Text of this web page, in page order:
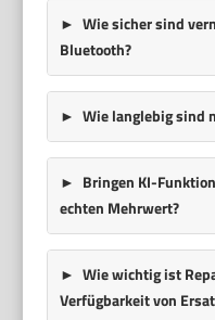
Wie sicher sind
Bluetooth?
Wie langlebig sind
Bringen KI-
echten Mehrwert?
Wie wichtig ist
Verfügbarkeit von